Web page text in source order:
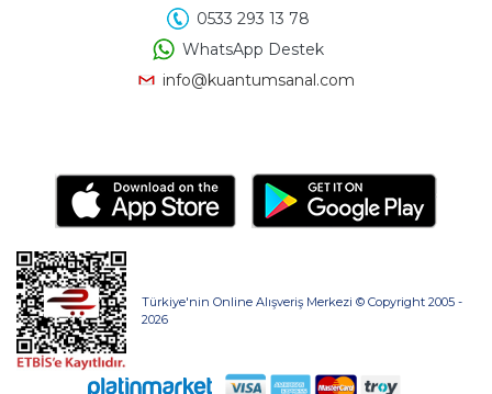
0533 293 13 78
WhatsApp Destek
info@kuantumsanal.com
Türkiye'nin Online Alışveriş Merkezi © Copyright 2005 -
2026